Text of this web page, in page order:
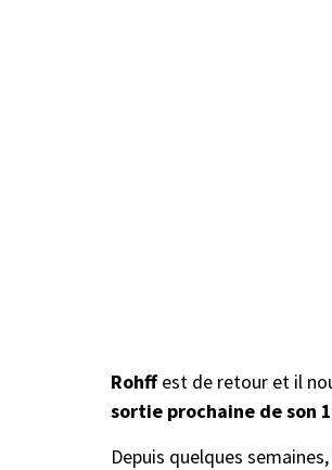
Rohffest de retour et il
sortie prochaine de son
Depuis quelques